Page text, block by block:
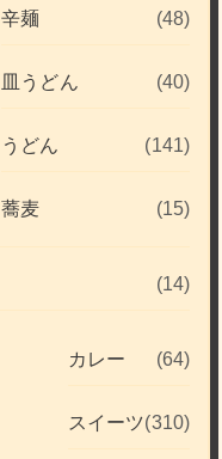
辛麺 (48)
皿うどん (40)
うどん (141)
蕎麦 (15)
(14)
カレー (64)
スイーツ(310)